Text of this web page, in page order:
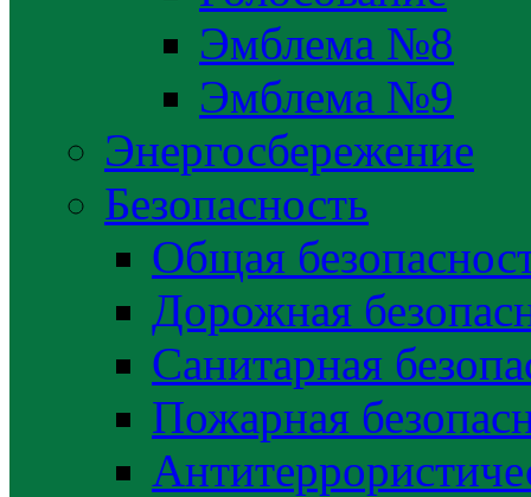
Эмблема №8
Эмблема №9
Энергосбережение
Безопасность
Общая
Дорожная
Санитарная
Пожарная